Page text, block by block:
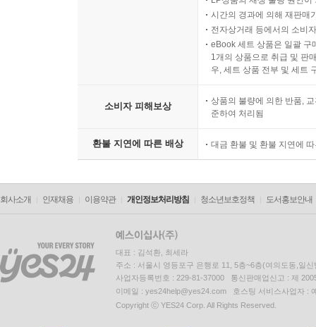
시간의 경과에 의해 재판매
전자상거래 등에서의 소비
eBook 세트 상품은 일괄 구
1개의 상품으로 취급 및 판
우, 세트 상품 전부 및 세트
소비자 피해보상
상품의 불량에 의한 반품,
준하여 처리됨
환불 지연에 따른 배상 대금 환불 및 환불 지연에
회사소개 인재채용 이용약관 개인정보처리방침 청소년보호정책 도서홍보안내
대표 : 김석환, 최세라
주소 : 서울시 영등포구 은행로 11, 5층~6층(여의도동,일신
사업자등록번호 : 229-81-37000 통신판매업신고 : 제
이메일 : yes24help@yes24.com 호스팅 서비스사업자 :
Copyright ⓒ YES24 Corp. All Rights Reserved.